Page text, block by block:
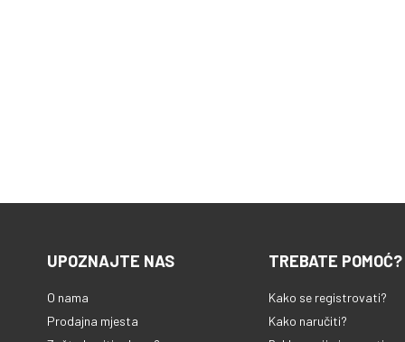
UPOZNAJTE NAS
O nama
Prodajna mjesta
TREBATE POMOĆ?
Kako se registrovati?
Kako naručiti?